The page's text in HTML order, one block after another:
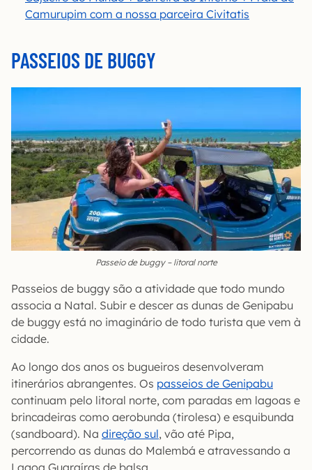
Camurupim com a nossa parceira Civitatis
PASSEIOS DE BUGGY
Passeio de buggy – litoral norte
Passeios de buggy são a atividade que todo mundo
associa a Natal. Subir e descer as dunas de Genipabu
de buggy está no imaginário de todo turista que vem à
cidade.
Ao longo dos anos os bugueiros desenvolveram
itinerários abrangentes. Os passeios de Genipabu
continuam pelo litoral norte, com paradas em lagoas e
brincadeiras como aerobunda (tirolesa) e esquibunda
(sandboard). Na direção sul, vão até Pipa,
percorrendo as dunas do Malembá e atravessando a